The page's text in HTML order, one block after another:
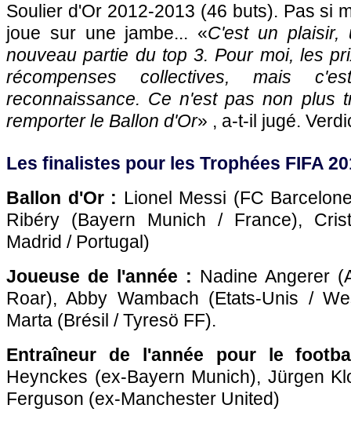
Soulier d'Or 2012-2013 (46 buts). Pas si
joue sur une jambe... «C'est un plaisir,
nouveau partie du top 3. Pour moi, les
récompenses collectives, mais
reconnaissance. Ce n'est pas non plus
remporter le Ballon d'Or» , a-t-il jugé.
Les finalistes pour les Trophées FIFA
Ballon d'Or : Lionel Messi (FC
Ribéry (Bayern Munich / France),
Madrid / Portugal)
Joueuse de l'année : Nadine Angerer
Roar), Abby Wambach (Etats-Unis /
Marta (Brésil / Tyresö FF).
Entraîneur de l'année pour le
Heynckes (ex-Bayern Munich), Jürgen
Ferguson (ex-Manchester United)